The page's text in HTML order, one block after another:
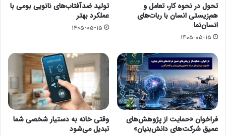
تحول در نحوه کار، تعامل و
هم‌زیستی انسان با ربات‌های
انسان‌نما
۱۴۰۵-۰۵-۱۵
تولید ضدآفتاب‌های نانویی بومی با
عملکرد بهتر
۱۴۰۵-۰۵-۱۵
فراخوان «حمایت از پژوهش‌های
عمیق شرکت‌های دانش‌بنیان»
وقتی خانه به دستیار شخصی شما
تبدیل می‌شود